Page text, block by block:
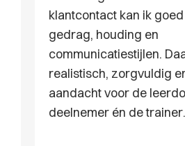
klantcontact kan ik
gedrag, houding en
communicatiestijlen.
realistisch, zorgvuldig
aandacht voor de
deelnemer én de trainer.